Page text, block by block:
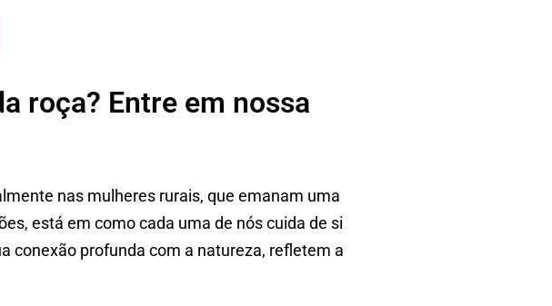
roça? Entre em nossa
nas mulheres rurais, que emanam uma
está em como cada uma de nós cuida de si
conexão profunda com a natureza, refletem a